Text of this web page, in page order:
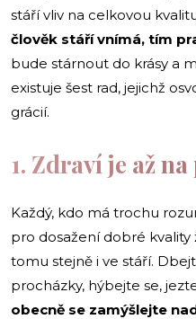
stáří vliv na celkovou
člověk stáří vnímá, tím
bude stárnout do krásy a
existuje šest rad, jejichž
grácií.
1. Zdraví je až
Každý, kdo má trochu
pro dosažení dobré kvality
tomu stejně i ve stáří.
procházky, hýbejte se,
obecně se zamýšlejte